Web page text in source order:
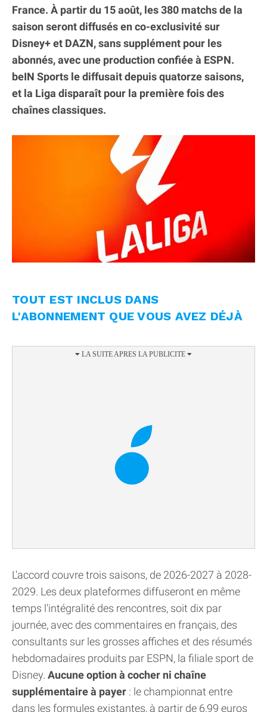
France. À partir du 15 août, les 380 matchs de la
saison seront diffusés en co-exclusivité sur
Disney+ et DAZN, sans supplément pour les
abonnés, avec une production confiée à ESPN.
beIN Sports le diffusait depuis quatorze saisons,
et la Liga disparaît pour la première fois des
chaînes classiques.
TOUT EST INCLUS DANS
L'ABONNEMENT QUE VOUS AVEZ DÉJÀ
L'accord couvre trois saisons, de 2026-2027 à 2028-
2029. Les deux plateformes diffuseront en même
temps l'intégralité des rencontres, soit dix par
journée, avec des commentaires en français, des
consultants sur les grosses affiches et des résumés
hebdomadaires produits par ESPN, la filiale sport de
Disney. Aucune option à cocher ni chaîne
supplémentaire à payer : le championnat entre
dans les formules existantes, à partir de 6,99 euros